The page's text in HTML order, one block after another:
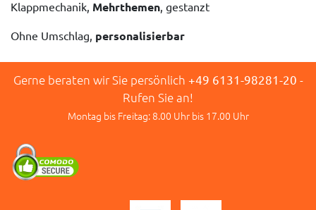
Klappmechanik, Mehrthemen, gestanzt
Ohne Umschlag, personalisierbar
Gerne beraten wir Sie persönlich +49 6131-98281-20 -
Rufen Sie an!
Montag bis Freitag: 8.00 Uhr bis 17.00 Uhr